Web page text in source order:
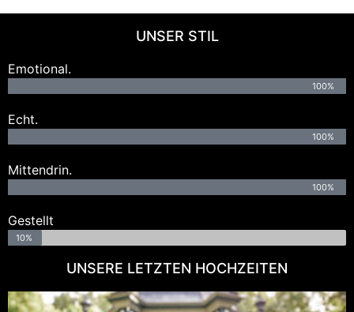
UNSER STIL
Emotional.
100%
Echt.
100%
Mittendrin.
100%
Gestellt
10%
UNSERE LETZTEN HOCHZEITEN